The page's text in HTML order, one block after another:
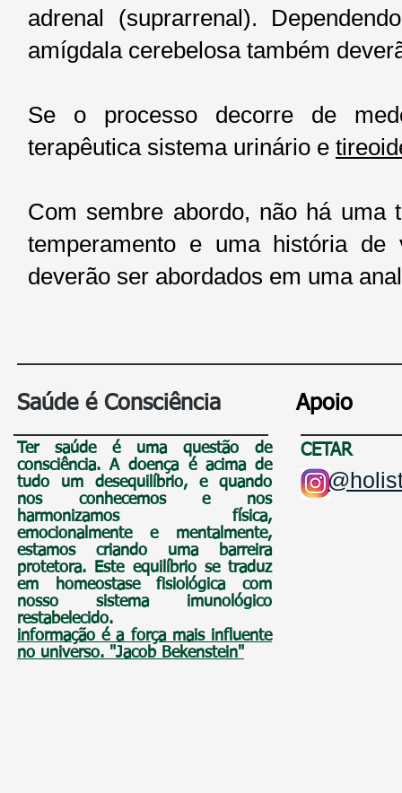
adrenal (suprarrenal).
amígdala cerebelosa também
Se o processo decorre de
terapêutica sistema urinário e
Com sembre abordo, não há uma
temperamento e uma história de
deverão ser abordados em uma
Saúde é Consciência Apoio
Ter saúde é uma questão de
consciência. A doença é acima de
tudo um desequilíbrio, e quando
nos conhecemos e nos
harmonizamos física,
emocionalmente e mentalmente,
estamos criando uma barreira
protetora. Este equilíbrio se traduz
em homeostase fisiológica com
nosso sistema imunológico
restabelecido.
informação é a força mais influente
no universo. "Jacob Bekenstein"
CETAR